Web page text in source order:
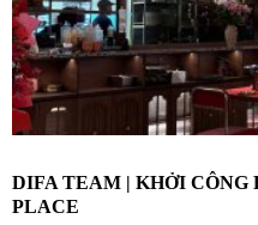
DIFA TEAM | KHỞI
PLACE